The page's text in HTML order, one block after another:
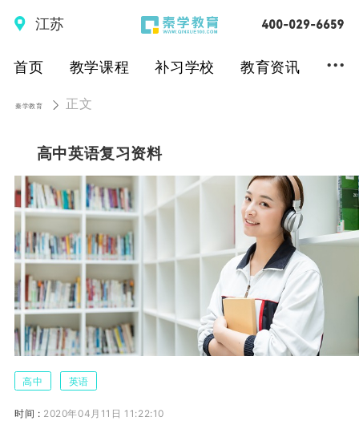
江苏
首页 教学课程 补习学校 教育资讯 ...
秦学教育 正文
高中英语复习资料
高中 英语
时间 : 2020年04月11日 11:22:10